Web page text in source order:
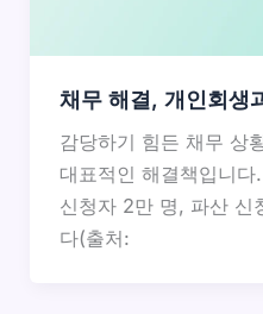
채무 해결, 개인회생
감당하기 힘든 채무 상
대표적인 해결책입니
신청자 2만 명, 파산 신
다(출처: